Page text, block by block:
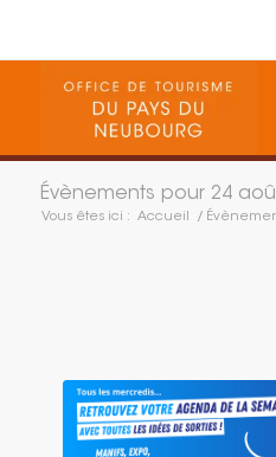
Évènements pour 24
Vous êtes ici : Accueil /